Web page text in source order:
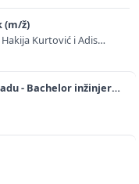
(m/ž)
Kurtović i Adis
- Bachelor inžinjer